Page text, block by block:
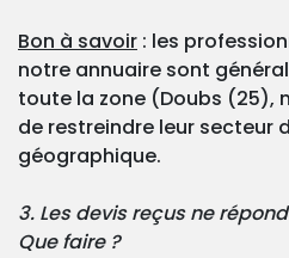
Bon à savoir : les
notre annuaire sont
toute la zone (Doubs (25),
de restreindre leur secteur
géographique.
3. Les devis reçus ne
Que faire ?